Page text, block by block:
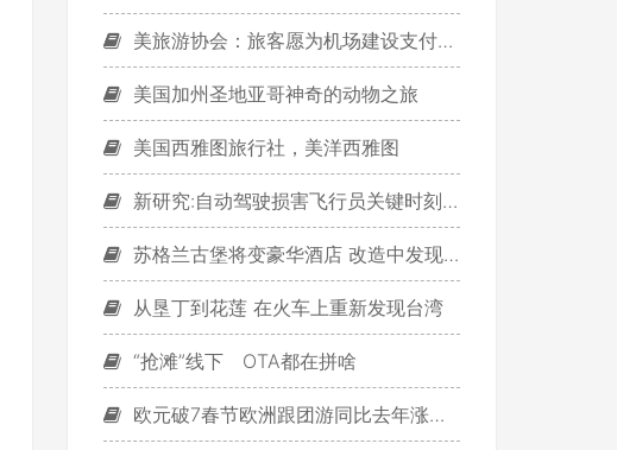
美旅游协会：旅客愿为机场建设支付更多费用
美国加州圣地亚哥神奇的动物之旅
美国西雅图旅行社，美洋西雅图
新研究:自动驾驶损害飞行员关键时刻决断力
苏格兰古堡将变豪华酒店 改造中发现密室
从垦丁到花莲 在火车上重新发现台湾
“抢滩”线下 OTA都在拼啥
欧元破7春节欧洲跟团游同比去年涨五成